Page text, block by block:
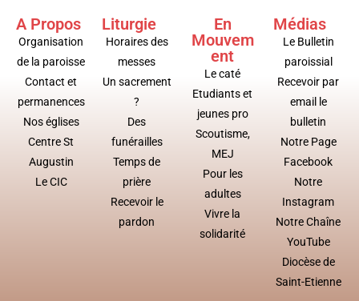
A Propos
Organisation
de la paroisse
Contact et
permanences
Nos églises
Centre St
Augustin
Le CIC
Liturgie
Horaires des
messes
Un sacrement
?
Des
funérailles
Temps de
prière
Recevoir le
pardon
En
Mouvem
ent
Le caté
Etudiants et
jeunes pro
Scoutisme,
MEJ
Pour les
adultes
Vivre la
solidarité
Médias
Le Bulletin
paroissial
Recevoir par
email le
bulletin
Notre Page
Facebook
Notre
Instagram
Notre Chaîne
YouTube
Diocèse de
Saint-Etienne